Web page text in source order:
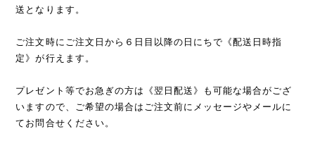
送となります。
ご注文時にご注文日から６日目以降の日にちで《配送日時指
定》が行えます。
プレゼント等でお急ぎの方は《翌日配送》も可能な場合がござ
いますので、ご希望の場合はご注文前にメッセージやメールに
てお問合せください。